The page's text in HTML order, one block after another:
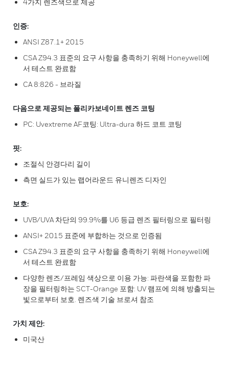
4가지 렌즈색으로 제공
인증:
ANSI Z87.1+ 2015
CSA Z94.3 표준의 요구 사항을 충족하기 위해 Honeywell에
서 테스트 완료함
CA 8:826 - 브라질
다음으로 제공되는 폴리카보네이트 렌즈 코팅
PC: Uvextreme AF코팅: Ultra-dura 하드 코트 코팅
핏:
조절식 안경다리 길이
측면 실드가 있는 랩어라운드 유니렌즈 디자인
보호:
UVB/UVA 차단의 99.9%를 U6 등급 렌즈 필터링으로 필터링
ANSI+ 2015 표준에 부합하는 것으로 인증됨
CSA Z94.3 표준의 요구 사항을 충족하기 위해 Honeywell에
서 테스트 완료함
다양한 렌즈/프레임 색상으로 이용 가능: 파란색을 포함한 파
장을 필터링하는 SCT-Orange 포함: UV 램프에 의해 방출되는
빛으로부터 보호. 렌즈색 기술 브로셔 참조
가치 제안:
미국산